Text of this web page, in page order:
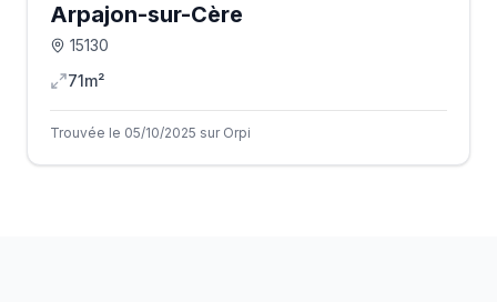
Arpajon-sur-Cère
15130
71m²
Trouvée le 05/10/2025 sur Orpi